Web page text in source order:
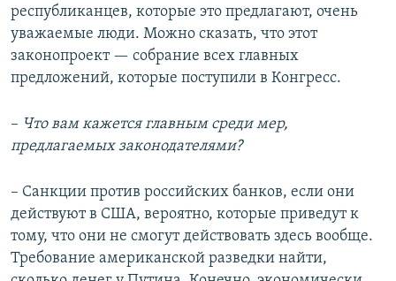
республиканцев, которые это предлагают, очень
уважаемые люди. Можно сказать, что этот
законопроект — собрание всех главных
предложений, которые поступили в Конгресс.
– Что вам кажется главным среди мер,
предлагаемых законодателями?
– Санкции против российских банков, если они
действуют в США, вероятно, которые приведут к
тому, что они не смогут действовать здесь вообще.
Требование американской разведки найти,